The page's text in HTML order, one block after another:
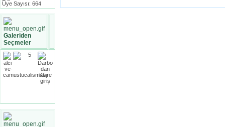
Üye Sayısı: 664
Galeriden
Seçmeler